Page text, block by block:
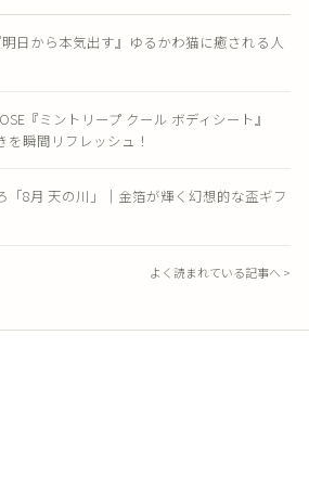
日から本気出す』ゆるかわ猫に癒される人
『ミントリープ クール ボディシート』
を瞬間リフレッシュ！
「8月 天の川」｜金箔が輝く幻想的な盃ギフ
よく読まれている記事へ >